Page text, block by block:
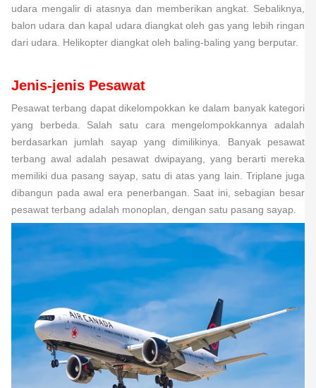
udara mengalir di atasnya dan memberikan angkat. Sebaliknya,
balon udara dan kapal udara diangkat oleh gas yang lebih ringan
dari udara. Helikopter diangkat oleh baling-baling yang berputar.
Jenis-jenis Pesawat
Pesawat terbang dapat dikelompokkan ke dalam banyak kategori
yang berbeda. Salah satu cara mengelompokkannya adalah
berdasarkan jumlah sayap yang dimilikinya. Banyak pesawat
terbang awal adalah pesawat dwipayang, yang berarti mereka
memiliki dua pasang sayap, satu di atas yang lain. Triplane juga
dibangun pada awal era penerbangan. Saat ini, sebagian besar
pesawat terbang adalah monoplan, dengan satu pasang sayap.